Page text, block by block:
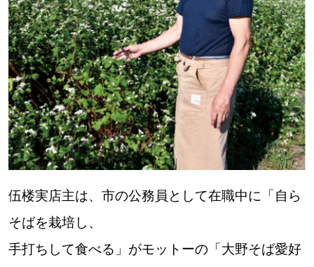
運営会社 広告掲載
情報提供・お問い合わせ 利用規約
プライバシーポリシー
閉じる
伍楼実店主は、市の公務員として在職中に「自ら
そばを栽培し、
手打ちして食べる」がモットーの「大野そば愛好